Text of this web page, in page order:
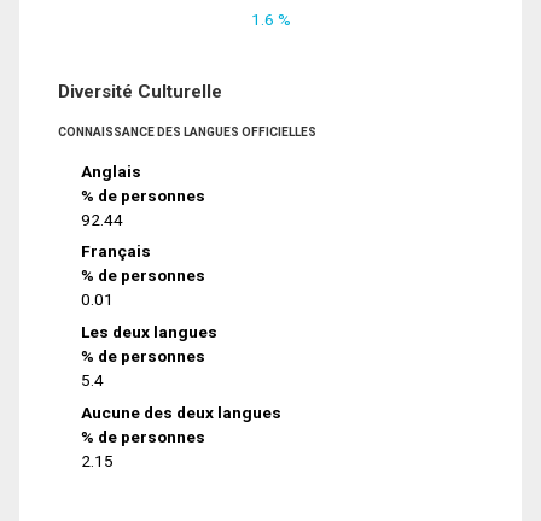
1.6 %
Diversité Culturelle
CONNAISSANCE DES LANGUES OFFICIELLES
Anglais
% de personnes
92.44
Français
% de personnes
0.01
Les deux langues
% de personnes
5.4
Aucune des deux langues
% de personnes
2.15